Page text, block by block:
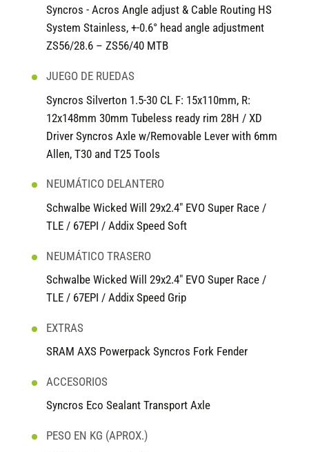
Syncros - Acros Angle adjust & Cable Routing HS
System Stainless, +-0.6° head angle adjustment
ZS56/28.6 – ZS56/40 MTB
JUEGO DE RUEDAS
Syncros Silverton 1.5-30 CL F: 15x110mm, R:
12x148mm 30mm Tubeless ready rim 28H / XD
Driver Syncros Axle w/Removable Lever with 6mm
Allen, T30 and T25 Tools
NEUMÁTICO DELANTERO
Schwalbe Wicked Will 29x2.4" EVO Super Race /
TLE / 67EPI / Addix Speed Soft
NEUMÁTICO TRASERO
Schwalbe Wicked Will 29x2.4" EVO Super Race /
TLE / 67EPI / Addix Speed Grip
EXTRAS
SRAM AXS Powerpack Syncros Fork Fender
ACCESORIOS
Syncros Eco Sealant Transport Axle
PESO EN KG (APROX.)